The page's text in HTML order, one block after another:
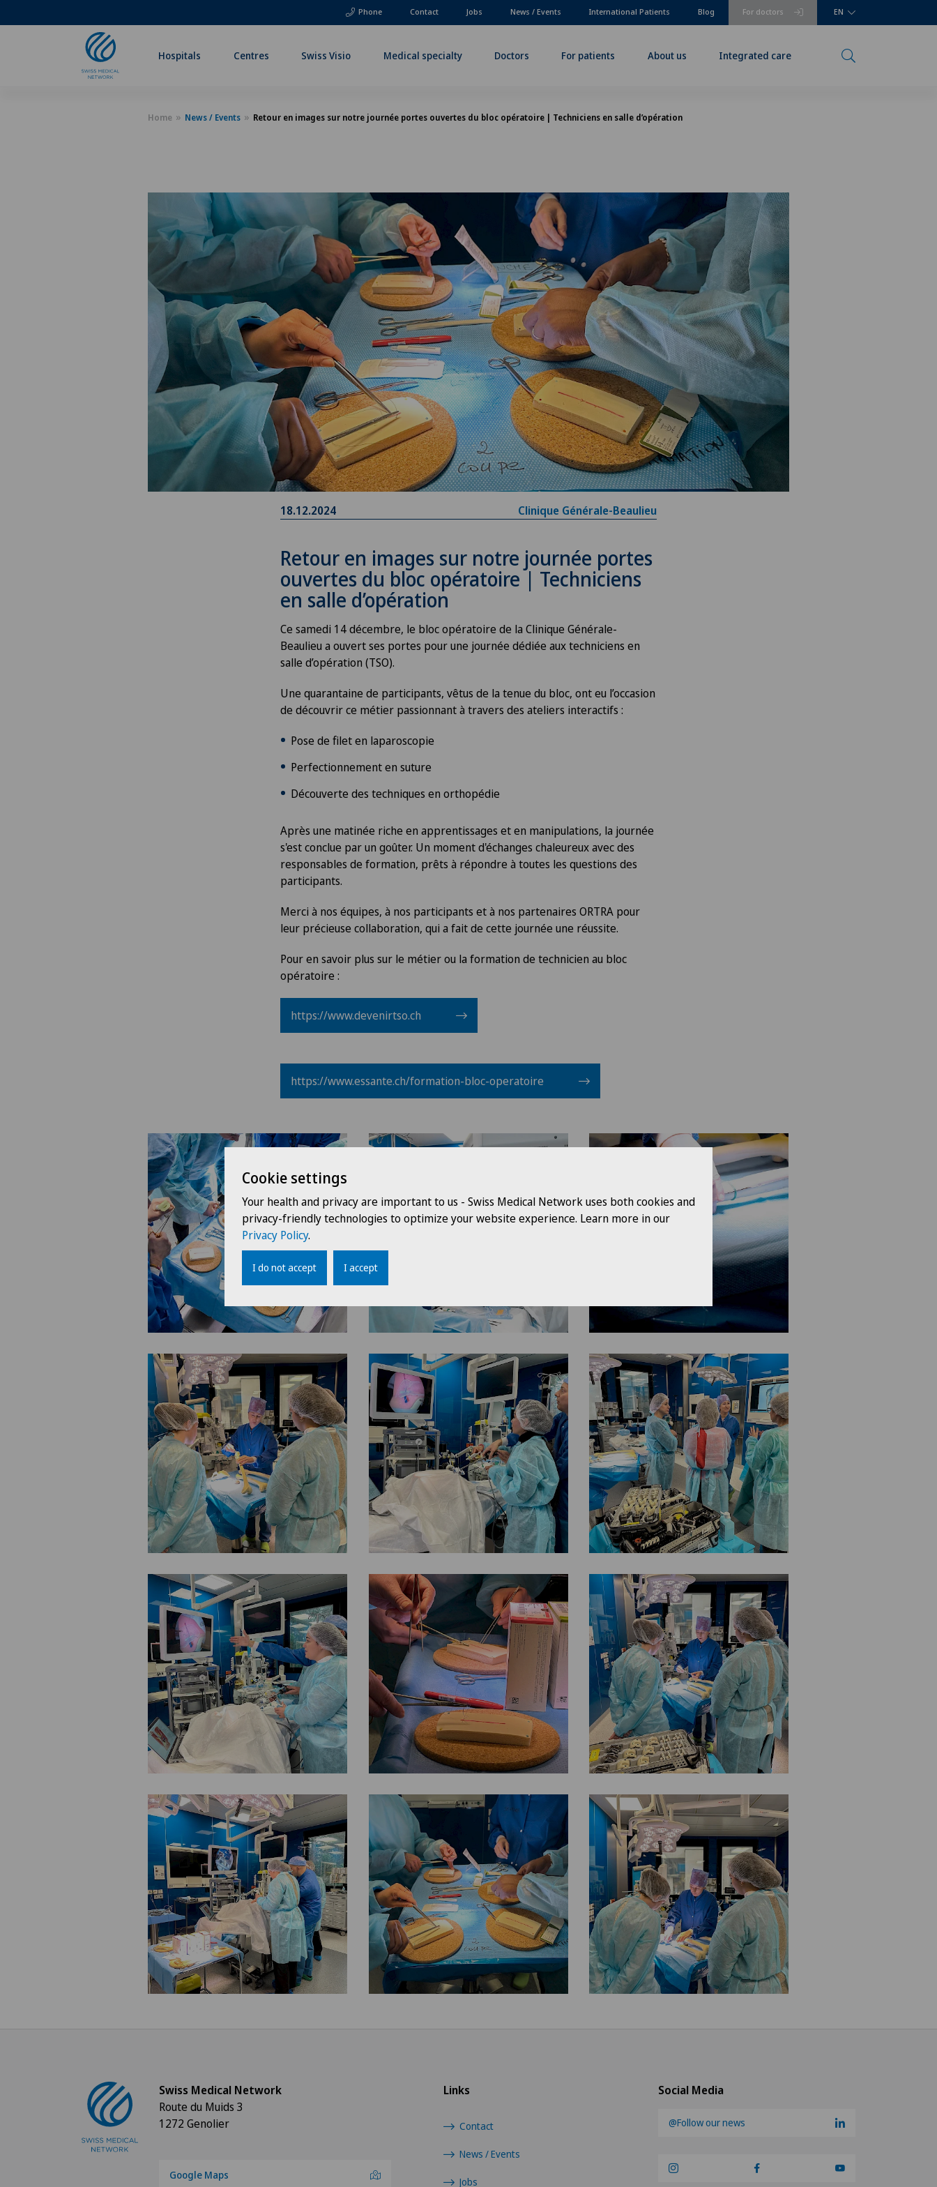
Phone For doctors
Contact Jobs News / Events International Patients Blog EN
Hospitals Centres Swiss Visio Medical specialty Doctors For patients About us Integrated care
Home News / Events Retour en images sur notre journée portes ouvertes du bloc opératoire | Techniciens en salle d’opération
18.12.2024 Clinique Générale-Beaulieu
Retour en images sur notre journée portes
ouvertes du bloc opératoire | Techniciens
en salle d’opération
Ce samedi 14 décembre, le bloc opératoire de la Clinique Générale-
Beaulieu a ouvert ses portes pour une journée dédiée aux techniciens en
salle d’opération (TSO).
Une quarantaine de participants, vêtus de la tenue du bloc, ont eu l’occasion
de découvrir ce métier passionnant à travers des ateliers interactifs :
Pose de filet en laparoscopie
Perfectionnement en suture
Découverte des techniques en orthopédie
Après une matinée riche en apprentissages et en manipulations, la journée
s'est conclue par un goûter. Un moment d'échanges chaleureux avec des
responsables de formation, prêts à répondre à toutes les questions des
participants.
Merci à nos équipes, à nos participants et à nos partenaires ORTRA pour
leur précieuse collaboration, qui a fait de cette journée une réussite.
Pour en savoir plus sur le métier ou la formation de technicien au bloc
opératoire :
https://www.devenirtso.ch
https://www.essante.ch/formation-bloc-operatoire
Social Media
@Follow our news
Links
Contact
News / Events
Jobs
Swiss Medical Network
Route du Muids 3
1272 Genolier
Google Maps
Cookie settings
Your health and privacy are important to us - Swiss Medical Network uses both cookies and
privacy-friendly technologies to optimize your website experience. Learn more in our
Privacy Policy.
I do not accept I accept